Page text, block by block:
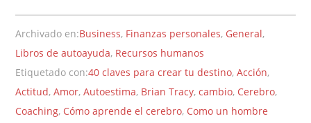
Archivado en:Business, Finanzas personales, General,
Libros de autoayuda, Recursos humanos
Etiquetado con:40 claves para crear tu destino,Acción,
Actitud,Amor,Autoestima, Brian Tracy,cambio, Cerebro,
Coaching, Cómo aprende el cerebro, Como un hombre